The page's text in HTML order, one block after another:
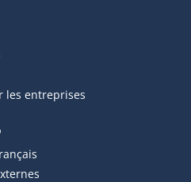
externe s'ouvrira dans une
les entreprises
hyperlien externe s'ouvrira